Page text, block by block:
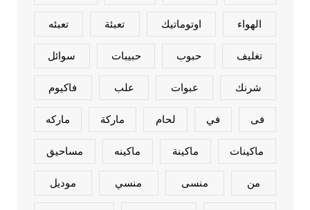
الهواء اوتوماتيك تعبئة تعبئه
تغليف حبوب حبيبات سوائل
شرنك عبوات علب فاكيوم
فى في لحام ماركة ماركه
ماكينات ماكينة ماكينه مساحيق
من منسى منسي موديل